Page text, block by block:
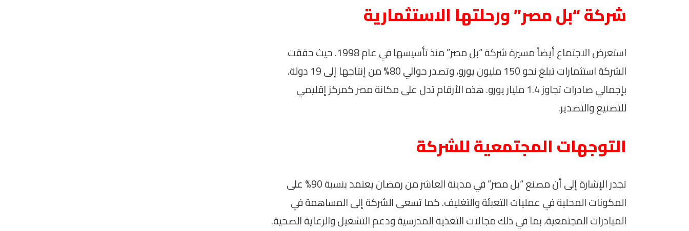
شركة “بل مصر” ورحلتها الاستثمارية
استعرض الاجتماع أيضاً مسيرة شركة “بل مصر” منذ تأسيسها في عام 1998. حيث حققت
الشركة استثمارات تبلغ نحو 150 مليون يورو، وتصدر حوالي 80% من إنتاجها إلى 19 دولة،
بإجمالي صادرات تجاوز 1.4 مليار يورو. هذه الأرقام تدل على مكانة مصر كمركز إقليمي
للتصنيع والتصدير.
التوجهات المجتمعية للشركة
تجدر الإشارة إلى أن مصنع “بل مصر” في مدينة العاشر من رمضان يعتمد بنسبة 90% على
المكونات المحلية في عمليات التعبئة والتغليف. كما تسعى الشركة إلى المساهمة في
المبادرات المجتمعية، بما في ذلك مجالات التغذية المدرسية ودعم التشغيل والرعاية الصحية.